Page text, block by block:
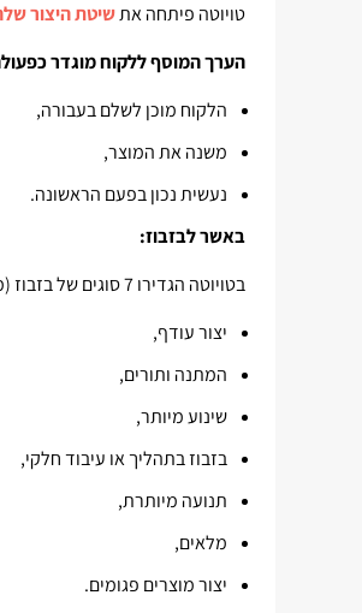
טויוטה פיתחה אתשיטת היצור
הערך המוסף ללקוח מוגדר
הלקוח מוכן לשלם בעבורה,
משנה את המוצר,
נעשית נכון בפעם הראשונה.
באשר לבזבוז:
בטויוטה הגדירו 7 סוגים של בזבוז (מודות):
יצור עודף,
המתנה ותורים,
שינוע מיותר,
בזבוז בתהליך או עיבוד חלקי,
תנועה מיותרת,
מלאים,
יצור מוצרים פגומים.